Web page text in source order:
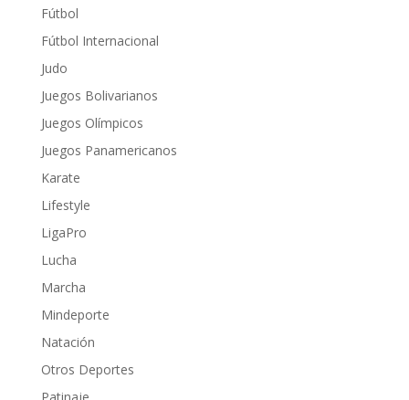
Fútbol
Fútbol Internacional
Judo
Juegos Bolivarianos
Juegos Olímpicos
Juegos Panamericanos
Karate
Lifestyle
LigaPro
Lucha
Marcha
Mindeporte
Natación
Otros Deportes